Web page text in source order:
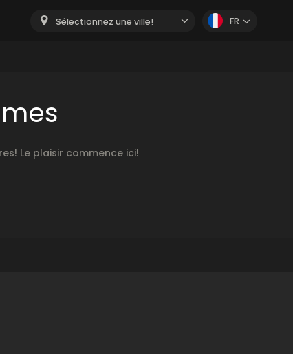
Sélectionnez une ville! FR
Le plaisir commence ici!